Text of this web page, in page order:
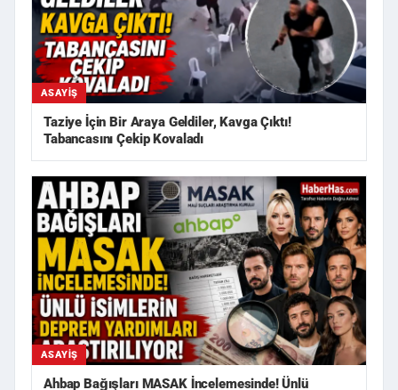
ASAYIŞ
Taziye İçin Bir Araya Geldiler, Kavga Çıktı!
Tabancasını Çekip Kovaladı
ASAYIŞ
Ahbap Bağışları MASAK İncelemesinde! Ünlü